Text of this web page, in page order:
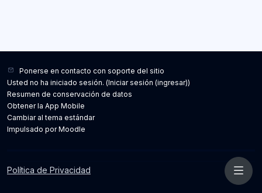
Ponerse en contacto con soporte del sitio
Usted no ha iniciado sesión. (Iniciar sesión (ingresar))
Resumen de conservación de datos
Obtener la App Mobile
Cambiar al tema estándar
Impulsado porMoodle
Política de Privacidad